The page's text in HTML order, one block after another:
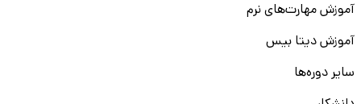
آموزش مهارت‌های نرم
آموزش دیتا بیس
سایر دوره‌ها